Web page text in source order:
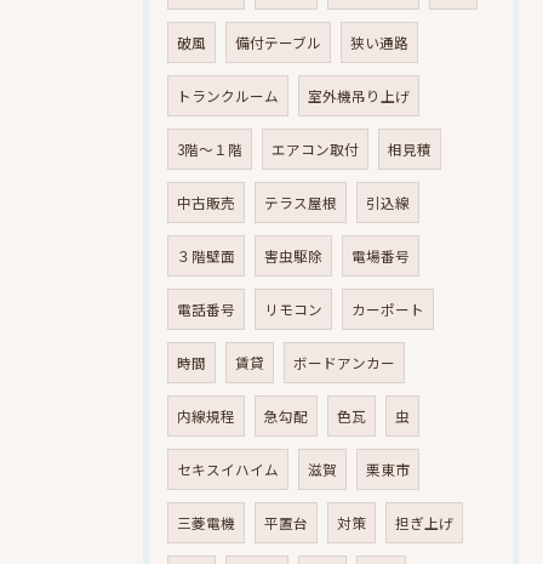
破風 備付テーブル 狭い通路
トランクルーム 室外機吊り上げ
3階～１階 エアコン取付 相見積
中古販売 テラス屋根 引込線
３階壁面 害虫駆除 電場番号
電話番号 リモコン カーポート
時間 賃貸 ボードアンカー
内線規程 急勾配 色瓦 虫
セキスイハイム 滋賀 栗東市
三菱電機 平置台 対策 担ぎ上げ